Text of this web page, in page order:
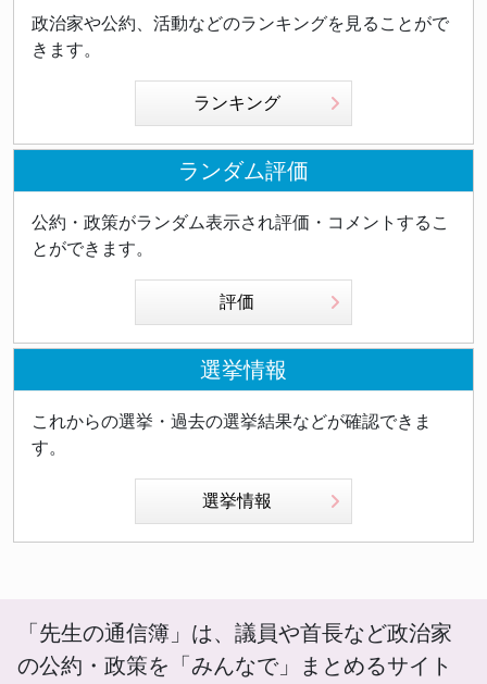
政治家や公約、活動などのランキングを見ることがで
きます。
ランキング
ランダム評価
公約・政策がランダム表示され評価・コメントするこ
とができます。
評価
選挙情報
これからの選挙・過去の選挙結果などが確認できま
す。
選挙情報
「先生の通信簿」は、議員や首長など政治家
の公約・政策を「みんなで」まとめるサイト